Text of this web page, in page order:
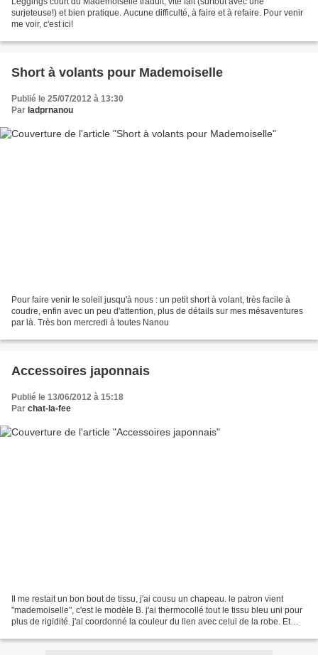
surjeteuse!) et bien pratique. Aucune difficulté, à faire et à refaire. Pour venir
me voir, c'est ici!
Short à volants pour Mademoiselle
Publié le 25/07/2012 à 13:30
Par ladprnanou
Pour faire venir le soleil jusqu'à nous : un petit short à volant, très facile à
coudre, enfin avec un peu d'attention, plus de détails sur mes mésaventures
par là. Très bon mercredi à toutes Nanou
Accessoires japonnais
Publié le 13/06/2012 à 15:18
Par chat-la-fee
Il me restait un bon bout de tissu, j'ai cousu un chapeau. le patron vient
"mademoiselle", c'est le modèle B. j'ai thermocollé tout le tissu bleu uni pour
plus de rigidité. j'ai coordonné la couleur du lien avec celui de la robe. Et